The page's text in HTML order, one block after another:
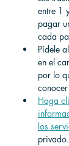
entre 1
pagar
cada
Pídele
en el
por lo
Haga
los
privado.